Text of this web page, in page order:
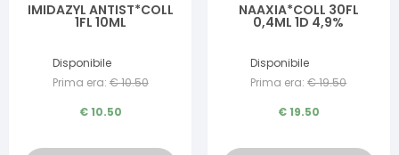
IMIDAZYL ANTIST*COLL
1FL 10ML
Disponibile
Prima era: €10.50
€10.50
NAAXIA*COLL 30FL
0,4ML 1D 4,9%
Disponibile
Prima era: €19.50
€19.50